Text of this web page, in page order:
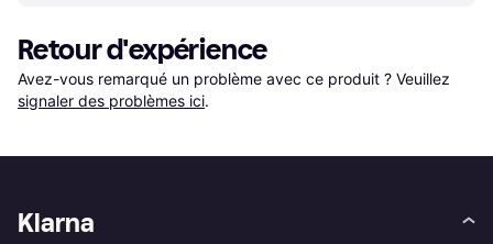
Retour d'expérience
Avez-vous remarqué un problème avec ce produit ? Veuillez
signaler des problèmes ici.
Klarna